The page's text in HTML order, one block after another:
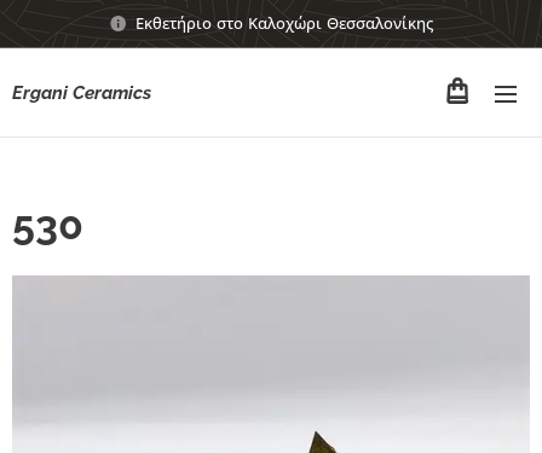
Εκθετήριο στο Καλοχώρι Θεσσαλονίκης
Ergani Ceramics
530